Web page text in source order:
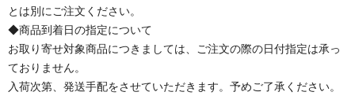
とは別にご注文ください。
◆商品到着日の指定について
お取り寄せ対象商品につきましては、ご注文の際の日付指定は承っ
ておりません。
入荷次第、発送手配をさせていただきます。予めご了承ください。